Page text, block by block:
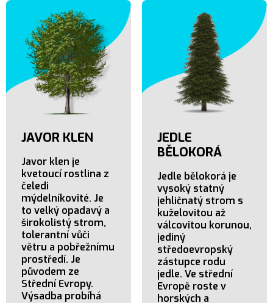
JAVOR KLEN
Javor klen je
kvetoucí rostlina z
čeledi
mýdelníkovité. Je
to velký opadavý a
širokolistý strom,
tolerantní vůči
větru a pobřežnímu
prostředí. Je
původem ze
Střední Evropy.
Výsadba probíhá
JEDLE
BĚLOKORÁ
Jedle bělokorá je
vysoký statný
jehličnatý strom s
kuželovitou až
válcovitou korunou,
jediný
středoevropský
zástupce rodu
jedle. Ve střední
Evropě roste v
horských a